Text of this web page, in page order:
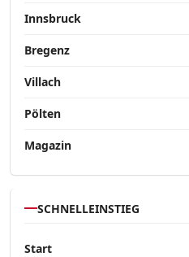
Innsbruck
Bregenz
Villach
Pölten
Magazin
SCHNELLEINSTIEG
Start